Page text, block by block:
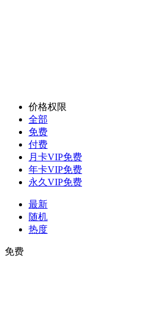
价格权限
全部
免费
付费
月卡VIP免费
年卡VIP免费
永久VIP免费
最新
随机
热度
免费